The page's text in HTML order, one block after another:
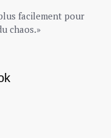
facilement pour
chaos.»